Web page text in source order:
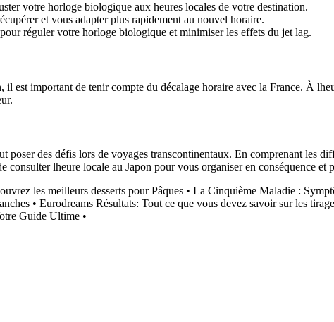
votre horloge biologique aux heures locales de votre destination.
et vous adapter plus rapidement au nouvel horaire.
réguler votre horloge biologique et minimiser les effets du jet lag.
il est important de tenir compte du décalage horaire avec la France. À
poser des défis lors de voyages transcontinentaux. En comprenant les
lheure locale au Japon pour vous organiser en conséquence et
les meilleurs desserts pour Pâques • La Cinquième Maladie :
• Eurodreams Résultats: Tout ce que vous devez savoir sur les
Guide Ultime •